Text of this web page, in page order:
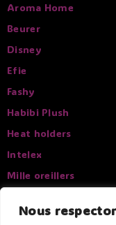
Nous
Aroma Home
Beurer
Disney
Efie
Fashy
Habibi Plush
Heat holders
Intelex
Mille oreillers
Sissel